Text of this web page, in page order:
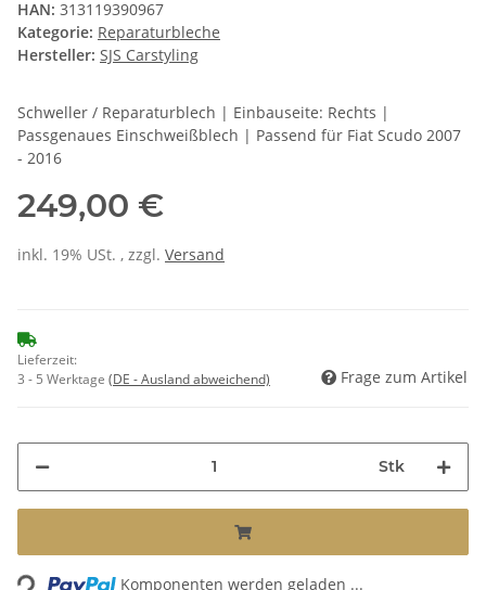
HAN: 313119390967
Kategorie: Reparaturbleche
Hersteller: SJS Carstyling
Schweller / Reparaturblech | Einbauseite: Rechts |
Passgenaues Einschweißblech | Passend für Fiat Scudo 2007
- 2016
249,00 €
inkl. 19% USt. , zzgl. Versand
Lieferzeit:
3 - 5 Werktage (DE - Ausland abweichend) Frage zum Artikel
Stk
Loading... Komponenten werden geladen ...